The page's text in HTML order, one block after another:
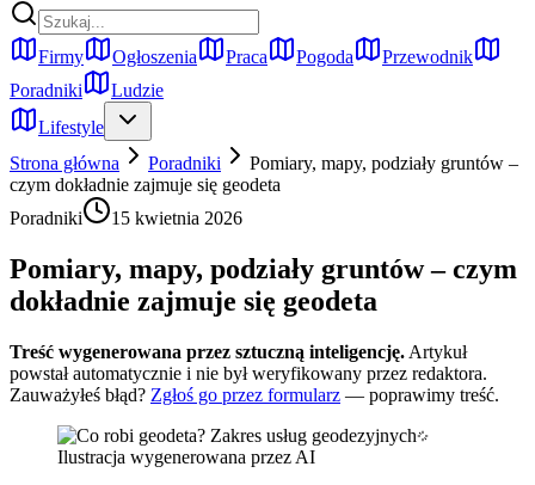
Firmy Ogłoszenia Praca Pogoda
Przewodnik
Poradniki
Ludzie
Lifestyle
Strona główna
Poradniki
Pomiary, mapy, podziały gruntów –
czym dokładnie zajmuje się geodeta
Poradniki
15 kwietnia 2026
Pomiary, mapy, podziały gruntów – czym
dokładnie zajmuje się geodeta
Treść wygenerowana przez sztuczną inteligencję. Artykuł
powstał automatycznie i nie był weryfikowany przez redaktora.
Zauważyłeś błąd? Zgłoś go przez formularz — poprawimy treść.
Ilustracja wygenerowana przez AI